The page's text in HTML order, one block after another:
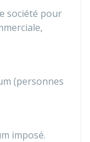
société pour
(personnes
imposé.